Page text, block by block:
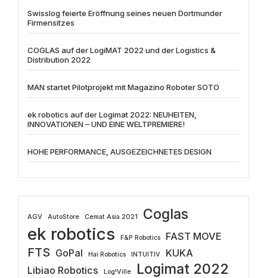
Swisslog feierte Eröffnung seines neuen Dortmunder
Firmensitzes
COGLAS auf der LogiMAT 2022 und der Logistics &
Distribution 2022
MAN startet Pilotprojekt mit Magazino Roboter SOTO
ek robotics auf der Logimat 2022: NEUHEITEN,
INNOVATIONEN – UND EINE WELTPREMIERE!
HOHE PERFORMANCE, AUSGEZEICHNETES DESIGN
AGV AutoStore Cemat Asia 2021 Coglas
ek robotics F&P Robotics FAST MOVE
FTS GoPal Hai Robotics INTUITIV
KUKA
Libiao Robotics
Log!Ville Logimat 2022